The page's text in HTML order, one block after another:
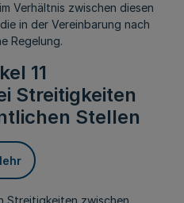
Verhältnis zwischen diesen
in der Vereinbarung nach
Regelung.
11
Streitigkeiten
Stellen
Streitigkeiten zwischen